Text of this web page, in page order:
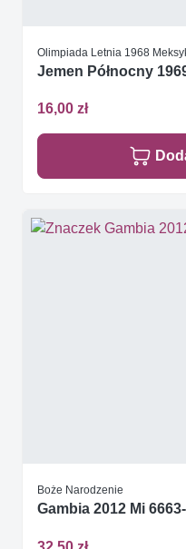
Olimpiada Letnia 1968
Jemen Północny
16,00 zł
Boże Narodzenie
Gambia 2012 Mi